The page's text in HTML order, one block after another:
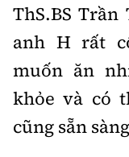
ThS.BS Trần
anh H rất
muốn ăn
khỏe và có
cũng sẵn